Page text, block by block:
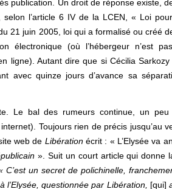
publication. Un droit de réponse existe,
selon l’article 6 IV de la LCEN, « Loi
21 juin 2005, loi qui a formalisé ou créé
électronique (où l’hébergeur n’est
ligne). Autant dire que si Cécilia
avec quinze jours d’avance sa
Le bal des rumeurs continue, un
Toujours rien de précis jusqu’au
web de Libérationécrit : « L’Elysée va
». Suit un court article qui donne
C’est un secret de polichinelle,
l’Elysée, questionnée par Libération, [qui]